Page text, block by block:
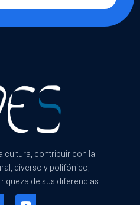
cultura, contribuir con la
diverso y polifónico;
de sus diferencias.